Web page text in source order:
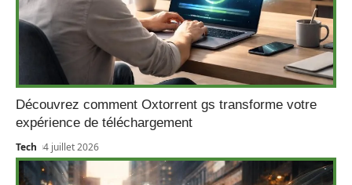
Découvrez comment Oxtorrent gs transforme votre
expérience de téléchargement
Tech 4 juillet 2026